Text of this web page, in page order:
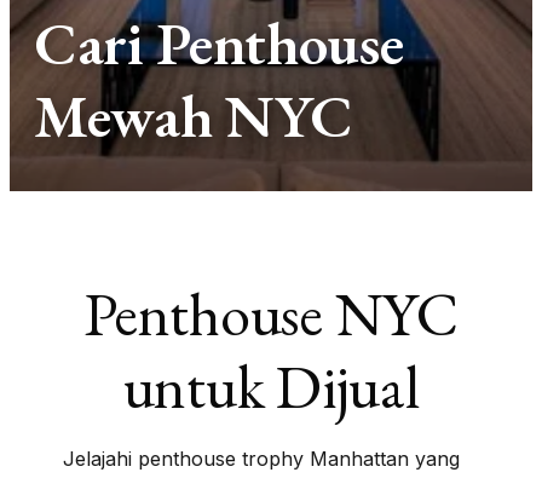
Cari Penthouse
Mewah NYC
Penthouse NYC
untuk Dijual
Jelajahi penthouse trophy Manhattan yang